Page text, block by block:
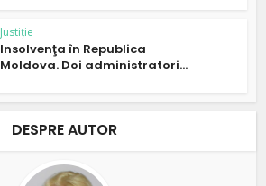
Justiție
Insolvenţa în Republica
Moldova. Doi administratori...
DESPRE AUTOR